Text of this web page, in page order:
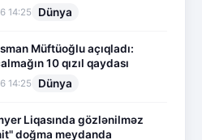
14:25 Dünya
Müftüoğlu açıqladı:
10 qızıl qaydası
14:25 Dünya
Liqasında gözlənilməz
doğma meydanda